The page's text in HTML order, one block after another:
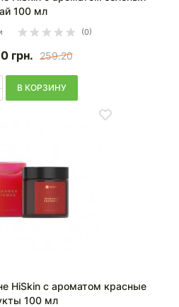
100 мл
(0)
грн. 259.20
В КОРЗИНУ
HiSkin с ароматом красные
100 мл